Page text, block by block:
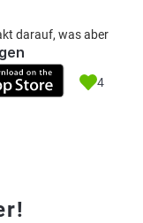
darauf, was aber
4